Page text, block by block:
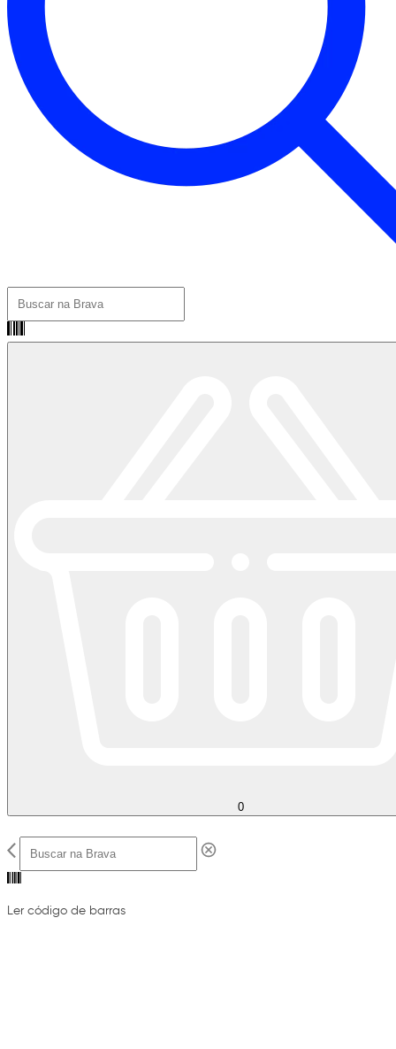
0
Ler código de barras